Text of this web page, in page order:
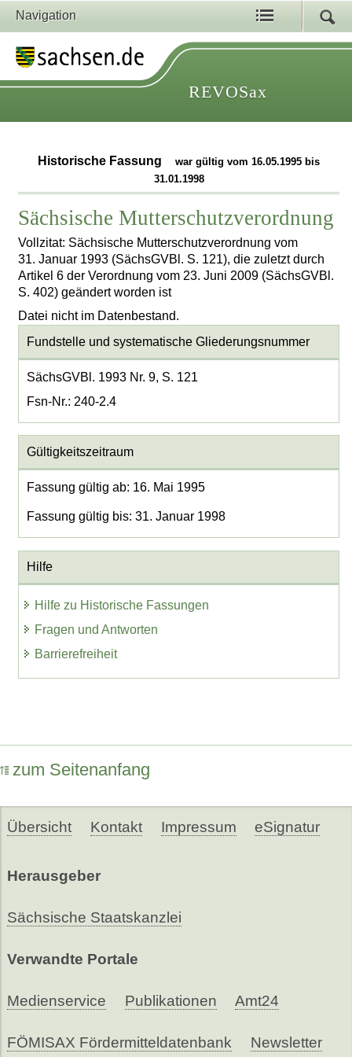
Navigation
REVOSax
Historische Fassung
war gültig vom 16.05.1995 bis
31.01.1998
Sächsische Mutterschutzverordnung
Vollzitat: Sächsische Mutterschutzverordnung vom
31. Januar 1993 (SächsGVBl. S. 121), die zuletzt durch
Artikel 6 der Verordnung vom 23. Juni 2009 (SächsGVBl.
S. 402) geändert worden ist
Datei nicht im Datenbestand.
Fundstelle und systematische Gliederungsnummer
SächsGVBl. 1993 Nr. 9, S. 121
Fsn-Nr.: 240-2.4
Gültigkeitszeitraum
Fassung gültig ab: 16. Mai 1995
Fassung gültig bis: 31. Januar 1998
Hilfe
Hilfe zu Historische Fassungen
Fragen und Antworten
Barrierefreiheit
zum Seitenanfang
Übersicht Kontakt Impressum eSignatur
Herausgeber
Sächsische Staatskanzlei
Verwandte Portale
Medienservice Publikationen Amt24
FÖMISAX Fördermitteldatenbank Newsletter